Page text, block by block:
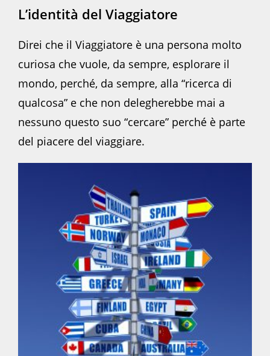
L’identità del Viaggiatore
Direi che il Viaggiatore è una persona molto
curiosa che vuole, da sempre, esplorare il
mondo, perché, da sempre, alla “ricerca di
qualcosa” e che non delegherebbe mai a
nessuno questo suo “cercare” perché è parte
del piacere del viaggiare.